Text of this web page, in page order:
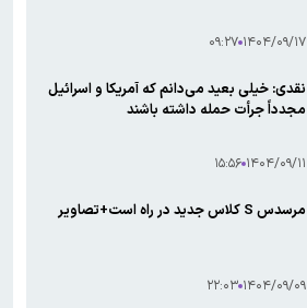
۱۴۰۴/۰۹/۱۷ ۰۹:۲۷
نقدی: خیلی بعید می‌دانم که آمریکا و اسرائیل
مجدداً جرأت حمله داشته باشند
۱۴۰۴/۰۹/۱۱ ۱۵:۵۶
مرسدس S کلاس جدید در راه است+تصاویر
۱۴۰۴/۰۹/۰۹ ۲۲:۰۳